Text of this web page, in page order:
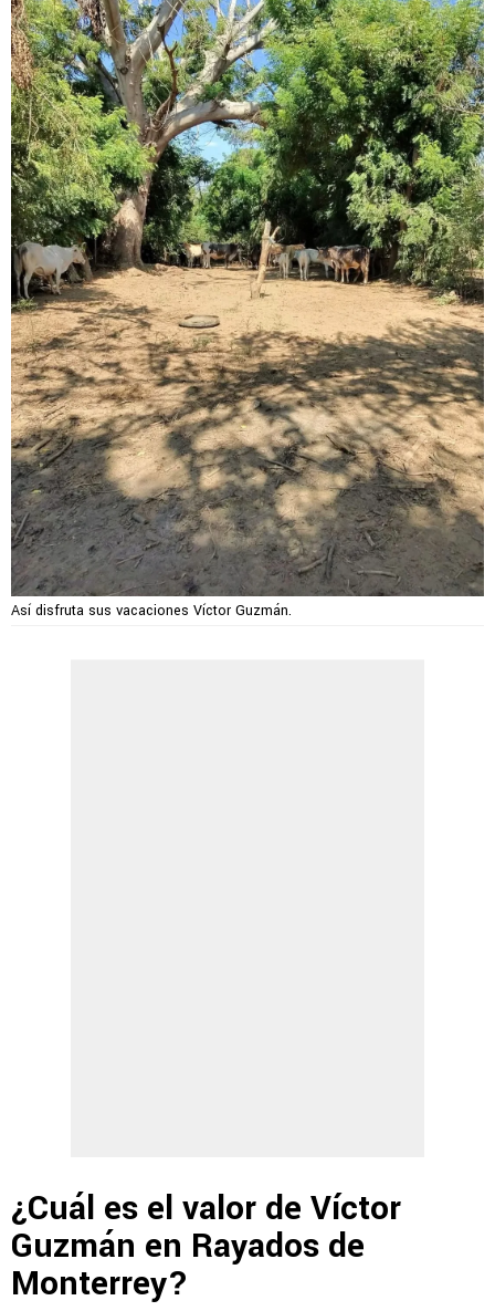
Así disfruta sus vacaciones Víctor Guzmán.
¿Cuál es el valor de Víctor
Guzmán en Rayados de
Monterrey?